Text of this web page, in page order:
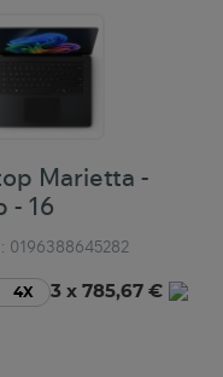
Marietta -
- 16
0196388645282
4X 3 x 785,67 €